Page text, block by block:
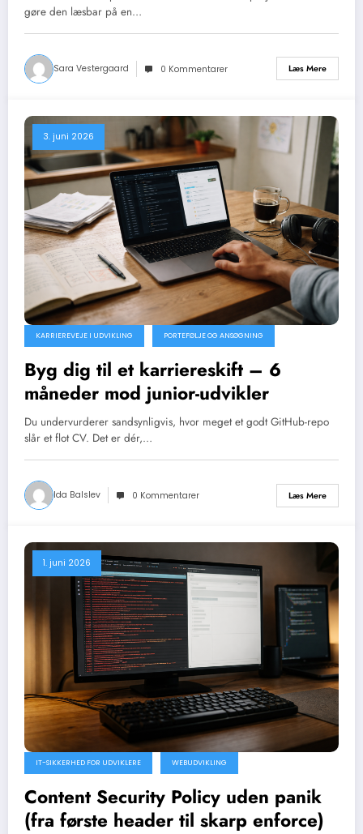
gøre den læsbar på en…
Sara Vestergaard 0 Kommentarer Læs Mere
3. juni 2026
KARRIEREVEJE I UDVIKLING PORTEFØLJE OG ANSØGNING
Byg dig til et karriereskift – 6
måneder mod junior-udvikler
Du undervurderer sandsynligvis, hvor meget et godt GitHub-repo
slår et flot CV. Det er dér,…
Ida Balslev 0 Kommentarer Læs Mere
1. juni 2026
IT-SIKKERHED FOR UDVIKLERE WEBUDVIKLING
Content Security Policy uden panik
(fra første header til skarp enforce)